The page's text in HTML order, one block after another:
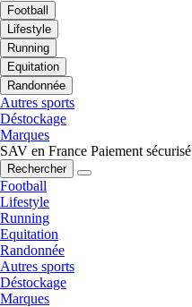
Football
Lifestyle
Running
Equitation
Randonnée
Autres sports
Déstockage
Marques
SAV en France Paiement sécurisé
Rechercher
Football
Lifestyle
Running
Equitation
Randonnée
Autres sports
Déstockage
Marques